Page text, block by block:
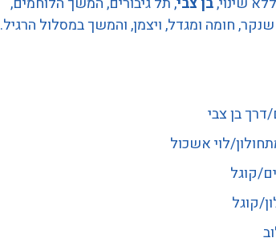
חומה ומגדל, ויצמן, והמשך במסלול הרגיל.